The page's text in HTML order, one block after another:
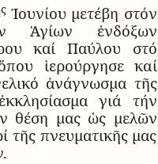
Ἰουνίου μετέβη στόν
Ἁγίων ἐνδόξων
καί Παύλου στό
ἱερούργησε καί
ἀνάγνωσμα τῆς
γιά τήν
θέση μας ὡς μελῶν
τῆς πνευματικῆς μας